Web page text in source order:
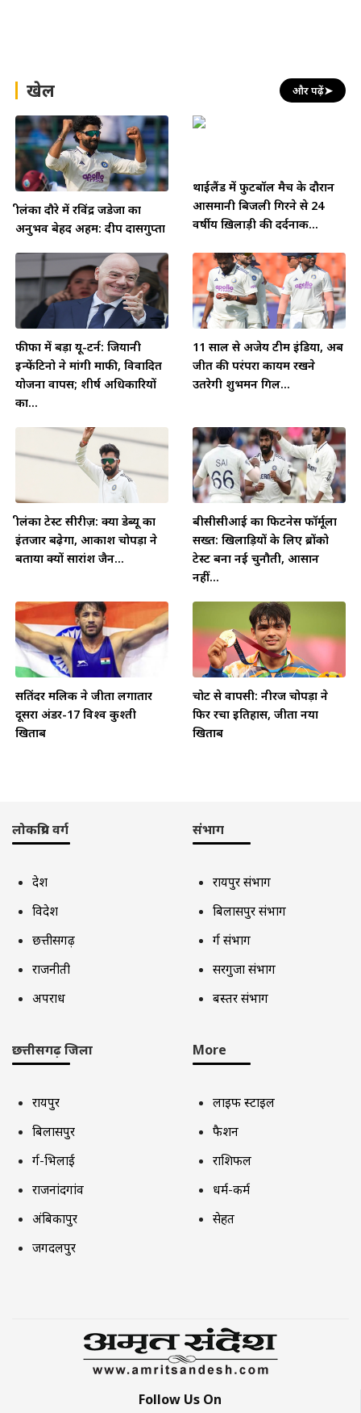
खेल और पढ़ें➤
श्रीलंका दौरे में रविंद्र जडेजा का
अनुभव बेहद अहम: दीप दासगुप्ता
थाईलैंड में फुटबॉल मैच के दौरान
आसमानी बिजली गिरने से 24
वर्षीय ख़िलाड़ी की दर्दनाक...
फीफा में बड़ा यू-टर्न: जियानी
इन्फेंटिनो ने मांगी माफी, विवादित
योजना वापस; शीर्ष अधिकारियों
का...
11 साल से अजेय टीम इंडिया, अब
जीत की परंपरा कायम रखने
उतरेगी शुभमन गिल...
श्रीलंका टेस्ट सीरीज़: क्या डेब्यू का
इंतजार बढ़ेगा, आकाश चोपड़ा ने
बताया क्यों सारांश जैन...
बीसीसीआई का फिटनेस फॉर्मूला
सख्त: खिलाड़ियों के लिए ब्रोंको
टेस्ट बना नई चुनौती, आसान
नहीं...
सतिंदर मलिक ने जीता लगातार
दूसरा अंडर-17 विश्व कुश्ती
खिताब
चोट से वापसी: नीरज चोपड़ा ने
फिर रचा इतिहास, जीता नया
खिताब
लोकप्रिय वर्ग
देश
विदेश
छत्तीसगढ़
राजनीती
अपराध
संभाग
रायपुर संभाग
बिलासपुर संभाग
दुर्ग संभाग
सरगुजा संभाग
बस्तर संभाग
छत्तीसगढ़ जिला
रायपुर
बिलासपुर
दुर्ग-भिलाई
राजनांदगांव
अंबिकापुर
जगदलपुर
More
लाइफ स्टाइल
फैशन
राशिफल
धर्म-कर्म
सेहत
Follow Us On